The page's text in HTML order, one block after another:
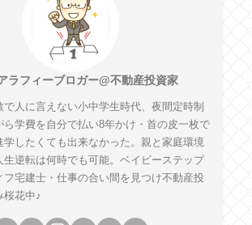
ラフィーブロガー@不動産投資家
で人に言えない小中学生時代、夜間定時制
ら学費を自分で払い8年かけ・首の皮一枚で
学したくても出来なかった。親と家庭環境
生逆転は何時でも可能。ベイビーステップ
フ宅建士・仕事の合い間を見つけ不動産投
桜花中♪